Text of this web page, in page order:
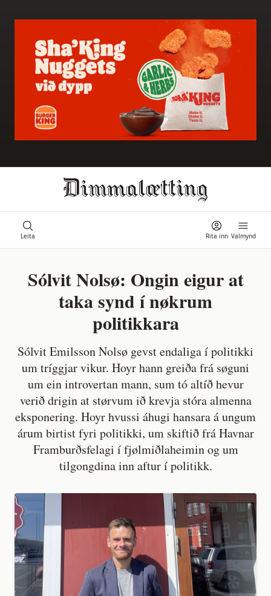
Leita Valmynd
Rita inn
Ongi úrslit
Sólvit Nolsø: Ongin eigur at
taka synd í nøkrum
politikkara
Sólvit Emilsson Nolsø gevst endaliga í politikki
um tríggjar vikur. Hoyr hann greiða frá søguni
um ein introvertan mann, sum tó altíð hevur
verið drigin at størvum ið krevja stóra almenna
eksponering. Hoyr hvussi áhugi hansara á ungum
árum birtist fyri politikki, um skiftið frá Havnar
Framburðsfelagi í fjølmiðlaheimin og um
tilgongdina inn aftur í politikk.